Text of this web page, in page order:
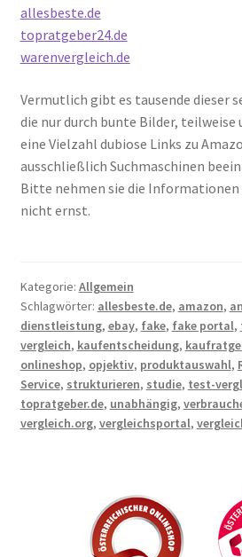
allesbeste.de
topratgeber24.de
warenvergleich.de
Vermutlich gibt es tausende dieser
die nur durch bunte Bilder, teilweise
eine Vielzahl dubiose Links zu
ausschließlich Suchmaschinen
Bitte nehmen sie die Informationen
nicht ernst.
Kategorie: Allgemein
Schlagwörter: allesbeste.de, amazon,
dienstleistung, ebay, fake, fake portal,
vergleich, kaufentscheidung,
onlineshop, opjektiv, produktauswahl,
Service, strukturieren, studie, test-
topratgeber.de, unabhängig,
vergleich.org, vergleichsportal,